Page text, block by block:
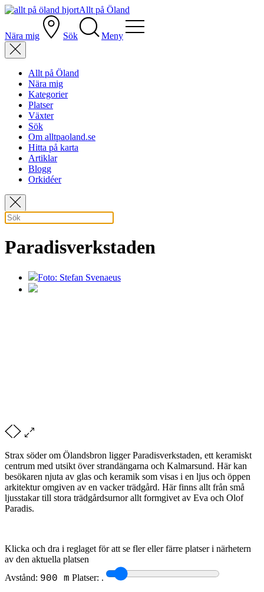
Allt på Öland
Nära mig Sök Meny
Allt på Öland
Nära mig
Kategorier
Platser
Växter
Sök
Om alltpaoland.se
Hitta på karta
Artiklar
Blogg
Orkidéer
Paradisverkstaden
Foto: Stefan Svenaeus
Strax söder om Ölandsbron ligger Paradisverkstaden, ett keramiskt
centrum med utsikt över strandängarna och Kalmarsund. Här kan
besökaren njuta av glas och keramik som visas i en ljus och öppen
arkitektur omgiven av en vacker trädgård. Här finns allt från små
ljusstakar till stora trädgårdsurnor allt formgivet av Eva och Olof
Paradis.
Klicka och dra i reglaget för att se fler eller färre platser i närhetern
av den aktuella platsen
Avstånd: 900 m Platser: .